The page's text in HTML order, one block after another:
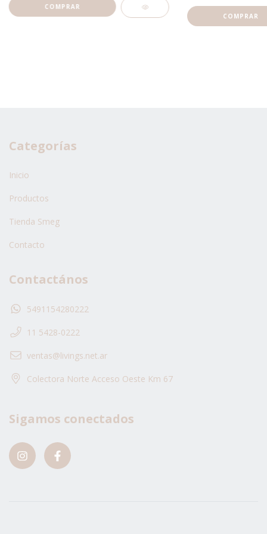
Categorías
Inicio
Productos
Tienda Smeg
Contacto
Contactános
5491154280222
11 5428-0222
ventas@livings.net.ar
Colectora Norte Acceso Oeste Km 67
Sigamos conectados